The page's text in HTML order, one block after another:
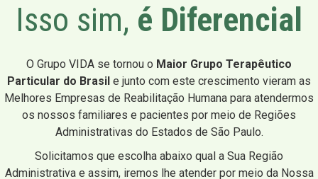
Isso sim, é Diferencial
O Grupo VIDA se tornou o Maior Grupo Terapêutico
Particular do Brasil e junto com este crescimento vieram as
Melhores Empresas de Reabilitação Humana para atendermos
os nossos familiares e pacientes por meio de Regiões
Administrativas do Estados de São Paulo.
Solicitamos que escolha abaixo qual a Sua Região
Administrativa e assim, iremos lhe atender por meio da Nossa